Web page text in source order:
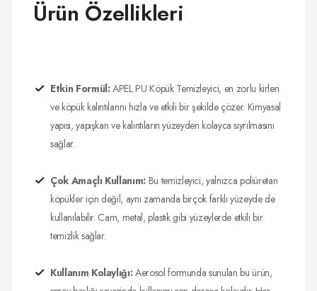
Ürün Özellikleri
Etkin Formül: APEL PU Köpük Temizleyici, en zorlu kirleri
ve köpük kalıntılarını hızla ve etkili bir şekilde çözer. Kimyasal
yapısı, yapışkan ve kalıntıların yüzeyden kolayca sıyrılmasını
sağlar.
Çok Amaçlı Kullanım: Bu temizleyici, yalnızca poliüretan
köpükler için değil, aynı zamanda birçok farklı yüzeyde de
kullanılabilir. Cam, metal, plastik gibi yüzeylerde etkili bir
temizlik sağlar.
Kullanım Kolaylığı: Aerosol formunda sunulan bu ürün,